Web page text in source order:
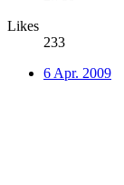
Likes
233
6 Apr. 2009